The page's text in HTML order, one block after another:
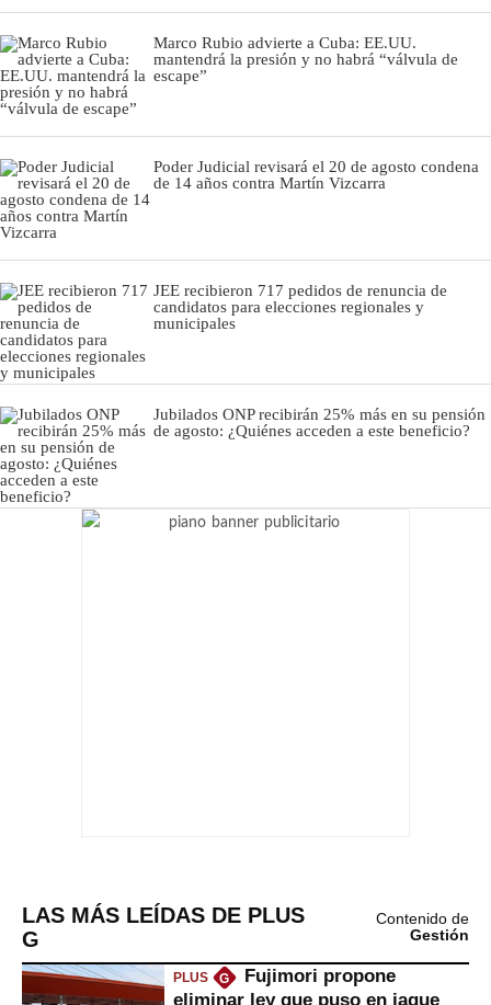
Marco Rubio advierte a Cuba: EE.UU.
mantendrá la presión y no habrá “válvula de
escape”
Poder Judicial revisará el 20 de agosto condena
de 14 años contra Martín Vizcarra
JEE recibieron 717 pedidos de renuncia de
candidatos para elecciones regionales y
municipales
Jubilados ONP recibirán 25% más en su pensión
de agosto: ¿Quiénes acceden a este beneficio?
LAS MÁS LEÍDAS DE PLUS
G
Contenido de
Gestión
PLUS G
Fujimori propone
eliminar ley que puso en jaque